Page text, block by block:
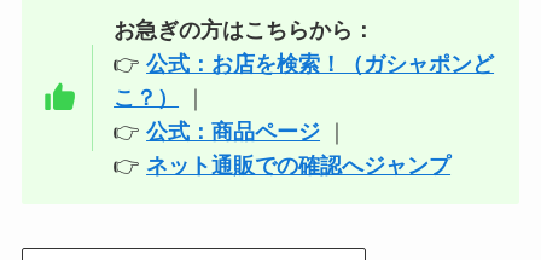
お急ぎの方はこちらから：
👉公式：お店を検索！（ガシャポンど
こ？）
👉公式：商品ページ
👉 ネット通販での確認へジャンプ